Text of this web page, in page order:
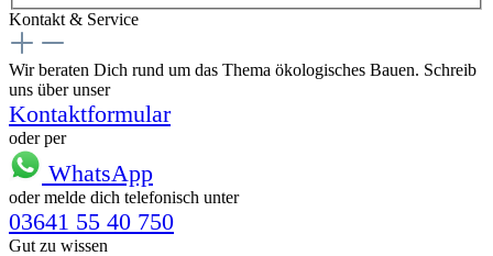
Kontakt & Service
Wir beraten Dich rund um das Thema ökologisches Bauen. Schreib
uns über unser
Kontaktformular
oder per
WhatsApp
oder melde dich telefonisch unter
03641 55 40 750
Gut zu wissen